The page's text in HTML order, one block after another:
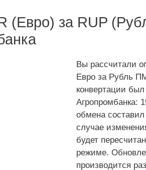
(Евро) за RUP
Вы рассчитали
Евро за Рубль
конвертации
Агропромбанка:
обмена
случае
будет
режиме.
производится